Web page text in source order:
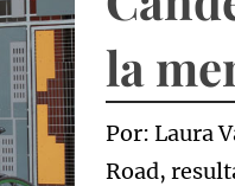
la
Por: Laura
Road,